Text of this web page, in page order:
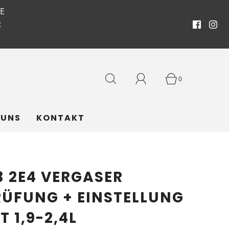
0
KONTAKT
2E4 VERGASER
+ EINSTELLUNG
1,9-2,4L